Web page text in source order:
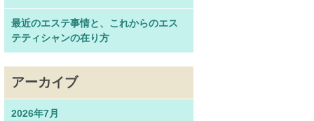
最近のエステ事情と、これからのエス
テティシャンの在り方
アーカイブ
2026年7月